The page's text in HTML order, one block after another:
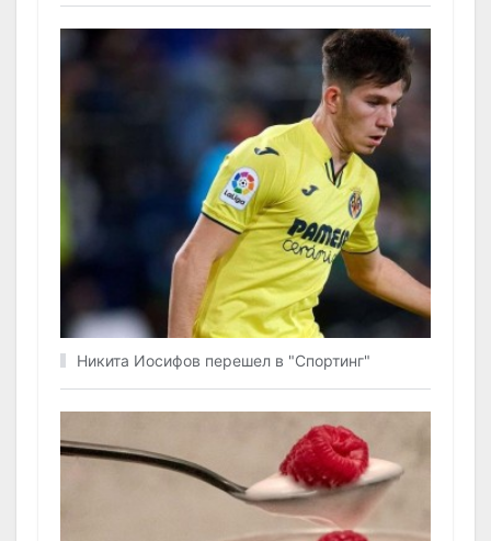
Никита Иосифов перешел в "Спортинг"